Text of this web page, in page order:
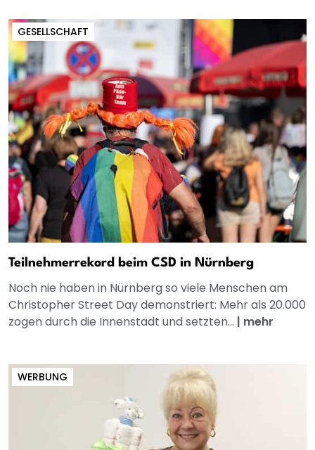
GESELLSCHAFT
Teilnehmerrekord beim CSD in Nürnberg
Noch nie haben in Nürnberg so viele Menschen am
Christopher Street Day demonstriert: Mehr als 20.000
zogen durch die Innenstadt und setzten... | mehr
WERBUNG